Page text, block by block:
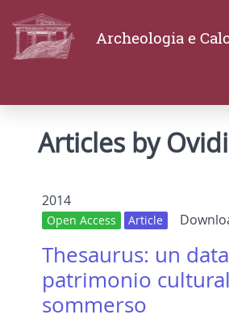
Archeologia e
Articles by
2014
Open Access Article
Thesaurus: un
patrimonio
sommerso